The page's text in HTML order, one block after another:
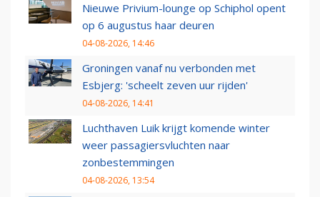
Nieuwe Privium-lounge op Schiphol opent
op 6 augustus haar deuren
04-08-2026, 14:46
Groningen vanaf nu verbonden met
Esbjerg: 'scheelt zeven uur rijden'
04-08-2026, 14:41
Luchthaven Luik krijgt komende winter
weer passagiersvluchten naar
zonbestemmingen
04-08-2026, 13:54